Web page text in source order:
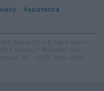
Assistenza